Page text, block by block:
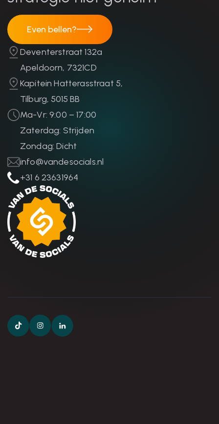
Even bellen?
Deventerstraat 132a
Apeldoorn, 7321CD
Kapitein Hatterasstraat 5,
Tilburg, 5015 BB
Ma-Vr: 9:00 – 17:00
Zaterdag: Strijden
Zondag: Dicht
info@vandesocials.nl
+31 6 23631964